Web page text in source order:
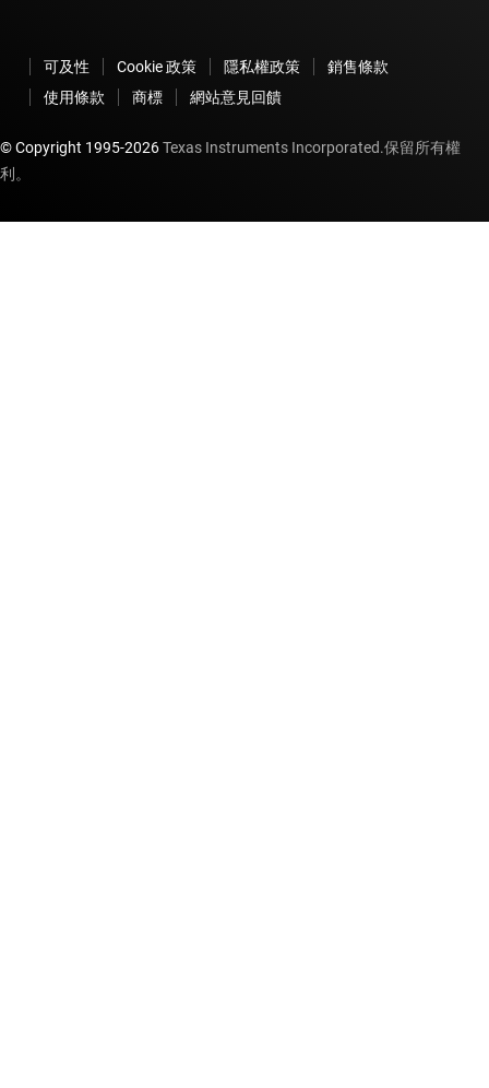
可及性 Cookie 政策 隱私權政策
銷售條款
使用條款
商標 網站意見回饋
© Copyright 1995-2026Texas Instruments Incorporated.保留所有權
利。